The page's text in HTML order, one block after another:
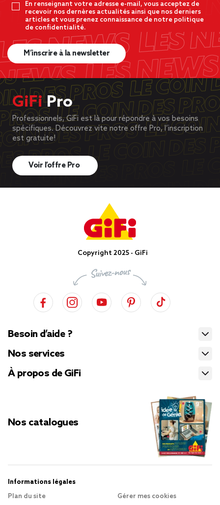
En renseignant votre adresse e-mail, vous acceptez de
recevoir nos dernères actualités ainsi que nos derniers
articles et vous prenez connaissance de notre politique
de confidentialité.
M’inscrire à la newsletter
GiFiPro
Professionnels, GiFi est là pour répondre à vos besoins
spécifiques. Découvrez vite notre offre Pro, l’inscription
est gratuite!
Voir l’offre Pro
Copyright 2025 - GiFi
Besoin d’aide ?
Nos services
À propos de GiFi
Nos catalogues
Informations légales
Plan du site
Gérer mes cookies